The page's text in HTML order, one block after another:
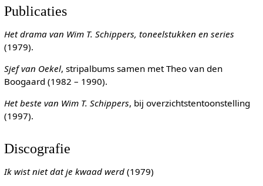
Publicaties
Het drama van Wim T. Schippers, toneelstukken en series
(1979).
Sjef van Oekel, stripalbums samen met Theo van den
Boogaard (1982 – 1990).
Het beste van Wim T. Schippers, bij overzichtstentoonstelling
(1997).
Discografie
Ik wist niet dat je kwaad werd(1979)